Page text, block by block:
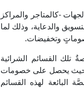
-كالمتاجر والمراكز
والدعاية، وذلك لما
وتخفيضات.
تلك القسائم الشرائية
بحيث يحصل على خصومات
لهذه القسائم